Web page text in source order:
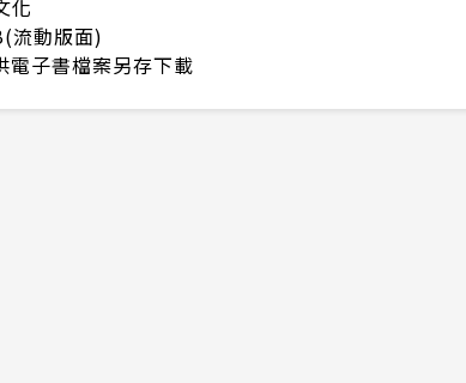
化
流動版面)
電子書檔案另存下載